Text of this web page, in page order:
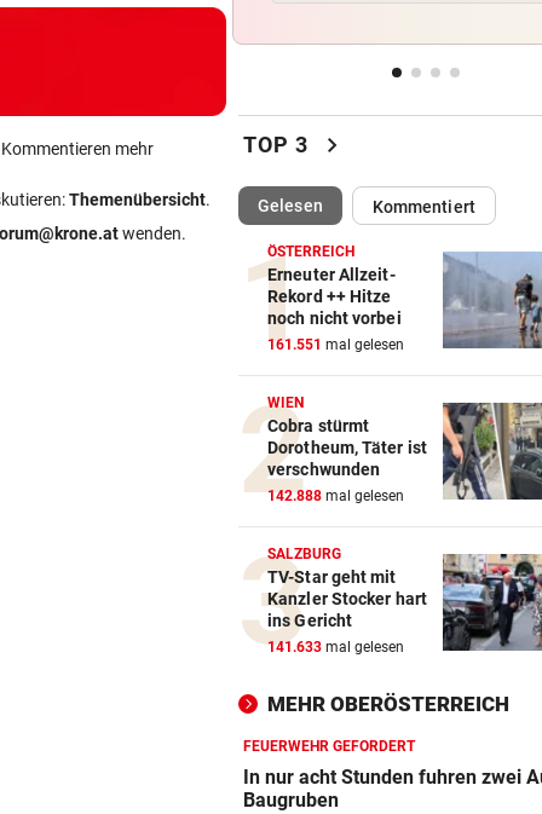
mehr
Themenübersicht.
wenden.
heißem Auto gerettet
die Fetzen fliegen
JUGENDLICHE ALS OPFER
Penisbilder verschickt: So
reagierten die Vereine
ABER KEIN MORDVERSUCH vor
Messerstecher muss für
Jahre ins Gefängnis
TOP 3 chevron_right
Gelesen(ausgewählt)Kommentiert
ÖSTERREICH
Erneuter Allzeit-
Rekord ++ Hitze
noch nicht vorbei
161.551 mal gelesen
WIEN
Cobra stürmt
Dorotheum, Täter ist
verschwunden
142.888 mal gelesen
SALZBURG
TV-Star geht mit
Kanzler Stocker hart
ins Gericht
141.633 mal gelesen
MEHR OBERÖSTERREICH
FEUERWEHR GEFORDERT
In nur acht Stunden fuhren zwei
Baugruben